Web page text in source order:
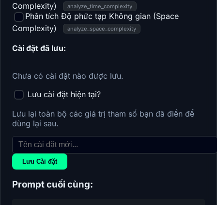
Complexity)
analyze_time_complexity
Phân tích Độ phức tạp Không gian (Space
Complexity)
analyze_space_complexity
Cài đặt đã lưu:
Chưa có cài đặt nào được lưu.
Lưu cài đặt hiện tại?
Lưu lại toàn bộ các giá trị tham số bạn đã điền để
dùng lại sau.
Lưu Cài đặt
Prompt cuối cùng: